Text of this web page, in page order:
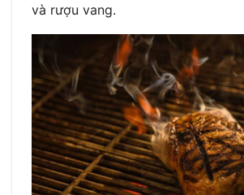
và rượu vang.